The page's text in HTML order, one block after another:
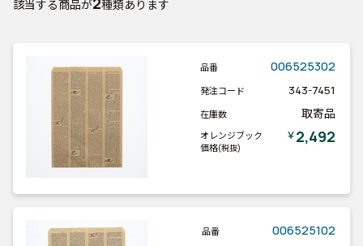
該当する商品が 種類あります
品番 006525302
発注コード 343-7451
在庫数 取寄品
オレンジブック
価格(税抜)
￥2,492
品番 006525102